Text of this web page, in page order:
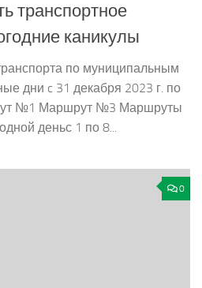
транспортное
каникулы
по муниципальным
дни c 31 декабря 2023 г. по
№1 Маршрут №3 Маршруты
деньс 1 по 8...
0